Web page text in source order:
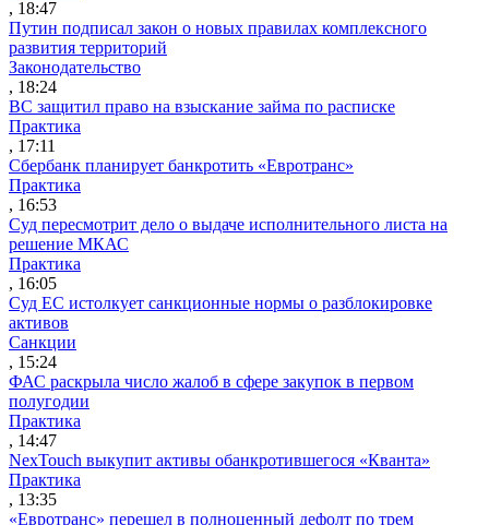
, 18:47
Путин подписал закон о новых правилах комплексного
развития территорий
Законодательство
, 18:24
ВС защитил право на взыскание займа по расписке
Практика
, 17:11
Сбербанк планирует банкротить «Евротранс»
Практика
, 16:53
Суд пересмотрит дело о выдаче исполнительного листа на
решение МКАС
Практика
, 16:05
Суд ЕС истолкует санкционные нормы о разблокировке
активов
Санкции
, 15:24
ФАС раскрыла число жалоб в сфере закупок в первом
полугодии
Практика
, 14:47
NexTouch выкупит активы обанкротившегося «Кванта»
Практика
, 13:35
«Евротранс» перешел в полноценный дефолт по трем